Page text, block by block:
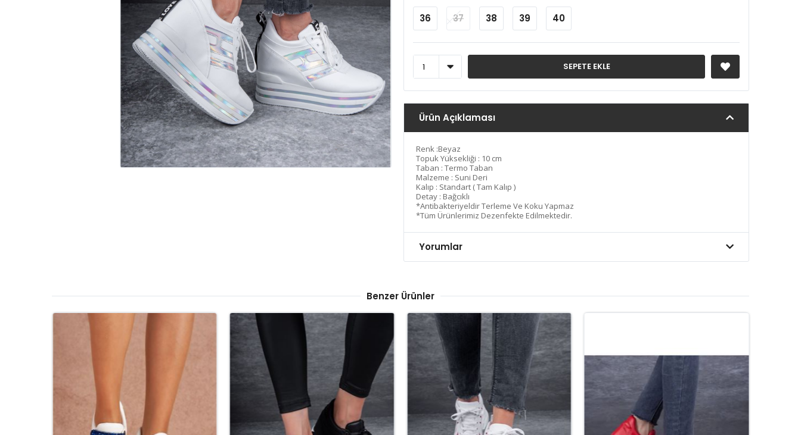
36 37 38 39 40
SEPETE EKLE
Ürün Açıklaması
Renk :Beyaz
Topuk Yüksekliği : 10 cm
Taban : Termo Taban
Malzeme : Suni Deri
Kalıp : Standart ( Tam Kalıp )
Detay : Bağcıklı
*Antibakteriyeldir Terleme Ve Koku Yapmaz
*Tüm Ürünlerimiz Dezenfekte Edilmektedir.
Yorumlar
Benzer Ürünler